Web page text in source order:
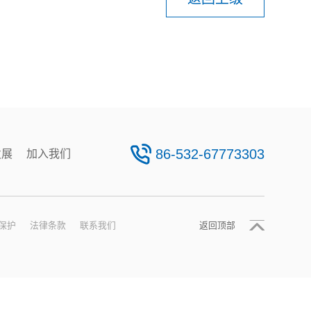
加入我们 86-532-67773303
护 法律条款 联系我们 返回顶部